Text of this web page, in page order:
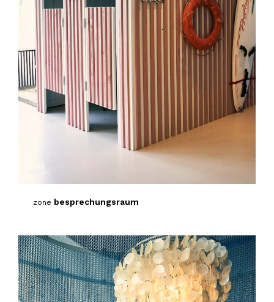
zone besprechungsraum